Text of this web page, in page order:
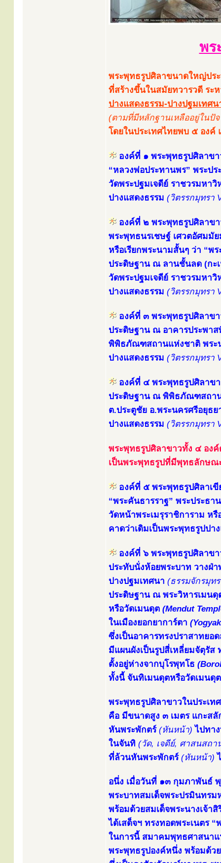
พร
พระพุทธรูปศิลาขนาดใหญ่ปร
ที่สร้างขึ้นในสมัยทวารวดี ระ
ปางแสดงธรรม-ปางปฐมเทศ
(ตามที่มีหลักฐานเหลืออยู่ในปั
โดยในประเทศไทยพบ ๕ องค์
องค์ที่ ๑ พระพุทธรูปศิลาขา
“หลวงพ่อประทานพร” พระป
วัดพระปฐมเจดีย์ ราชวรมหา
ปางแสดงธรรม (วิตรรกมุทรา
องค์ที่ ๒ พระพุทธรูปศิลาข
พระพุทธนรเชษฐ์ เศวตอัศมมั
หรือเรียกพระนามสั้นๆ ว่า “พ
ประดิษฐาน ณ ลานชั้นลด (กะ
วัดพระปฐมเจดีย์ ราชวรมหา
ปางแสดงธรรม (วิตรรกมุทรา
องค์ที่ ๓ พระพุทธรูปศิลาข
ประดิษฐาน ณ อาคารประพา
พิพิธภัณฑสถานแห่งชาติ พระ
ปางแสดงธรรม (วิตรรกมุทรา
องค์ที่ ๔ พระพุทธรูปศิลาข
ประดิษฐาน ณ พิพิธภัณฑสถาน
ต.ประตูชัย อ.พระนครศรีอยุธ
ปางแสดงธรรม (วิตรรกมุทรา
พระพุทธรูปศิลาขาวทั้ง ๔ องค์
เป็นพระพุทธรูปที่มีพุทธลักษณ
องค์ที่ ๕ พระพุทธรูปศิลาเขี
“พระคันธารราฐ” พระประธ
วัดหน้าพระเมรุราชิการาม ห
คาดว่าเดิมเป็นพระพุทธรูปปา
องค์ที่ ๖ พระพุทธรูปศิลาขา
ประทับนั่งห้อยพระบาท วางฝ่
ปางปฐมเทศนา (ธรรมจักรมุทร
ประดิษฐาน ณ พระวิหารเมน
หรือวัดเมนดุต (Mendut
ในเมืองยอกยาการ์ตา
ซึ่งเป็นอาคารทรงปราสาทยอ
มีแผนผังเป็นรูปสี่เหลี่ยมจัตุรั
ตั้งอยู่ห่างจากบุโรพุทโธ
ทั้งนี้ จันทิเมนดุตหรือวัดเมนดุ
พระพุทธรูปศิลาขาวในประเ
คือ มีขนาดสูง ๓ เมตร แกะส
หันพระพักตร์ (หันหน้า) ไปทา
ในจันทิ (วัด, เจดีย์, ศาสนสถา
ที่ล้วนหันพระพักตร์ (หันหน้า)
อนึ่ง เมื่อวันที่ ๑๓ กุมภาพันธ์
พระบาทสมเด็จพระปรมินทร
พร้อมด้วยสมเด็จพระนางเจ้า
ได้เสด็จฯ ทรงทอดพระเนตร
ในการนี้ สมาคมพุทธศาสนาแ
พระพุทธรูปองค์หนึ่ง พร้อมด้ว